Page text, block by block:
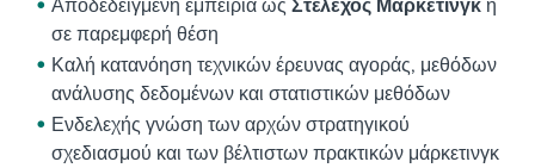
Αποδεδειγμένη εμπειρία ως Στέλεχος Μάρκετινγκ ή
σε παρεμφερή θέση
Καλή κατανόηση τεχνικών έρευνας αγοράς, μεθόδων
ανάλυσης δεδομένων και στατιστικών μεθόδων
Ενδελεχής γνώση των αρχών στρατηγικού
σχεδιασμού και των βέλτιστων πρακτικών μάρκετινγκ